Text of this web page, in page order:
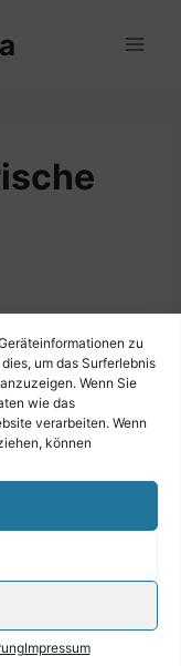
zu
um das Surferlebnis
Wenn Sie
wie das
verarbeiten. Wenn
können
Impressum
4 mm